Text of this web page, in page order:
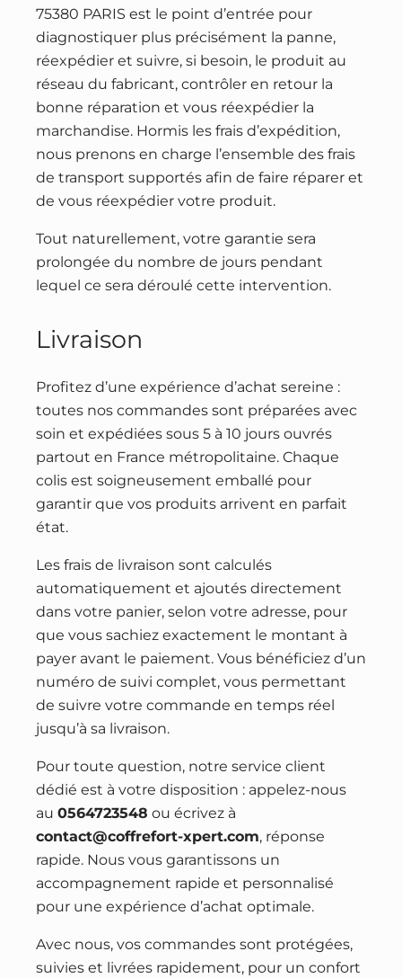
75380 PARIS est le point d’entrée pour
diagnostiquer plus précisément la panne,
réexpédier et suivre, si besoin, le produit au
réseau du fabricant, contrôler en retour la
bonne réparation et vous réexpédier la
marchandise. Hormis les frais d’expédition,
nous prenons en charge l’ensemble des frais
de transport supportés afin de faire réparer et
de vous réexpédier votre produit.
Tout naturellement, votre garantie sera
prolongée du nombre de jours pendant
lequel ce sera déroulé cette intervention.
Livraison
Profitez d’une expérience d’achat sereine :
toutes nos commandes sont préparées avec
soin et expédiées sous 5 à 10 jours ouvrés
partout en France métropolitaine. Chaque
colis est soigneusement emballé pour
garantir que vos produits arrivent en parfait
état.
Les frais de livraison sont calculés
automatiquement et ajoutés directement
dans votre panier, selon votre adresse, pour
que vous sachiez exactement le montant à
payer avant le paiement. Vous bénéficiez d’un
numéro de suivi complet, vous permettant
de suivre votre commande en temps réel
jusqu’à sa livraison.
Pour toute question, notre service client
dédié est à votre disposition : appelez-nous
au 0564723548 ou écrivez à
contact@coffrefort-xpert.com, réponse
rapide. Nous vous garantissons un
accompagnement rapide et personnalisé
pour une expérience d’achat optimale.
Avec nous, vos commandes sont protégées,
suivies et livrées rapidement, pour un confort